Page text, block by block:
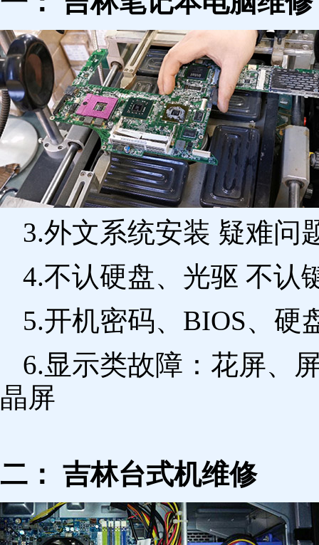
3.外文系统安装 疑难问
4.不认硬盘、光驱 不认
5.开机密码、BIOS、硬
6.显示类故障：花屏、
晶屏
二： 吉林台式机维修